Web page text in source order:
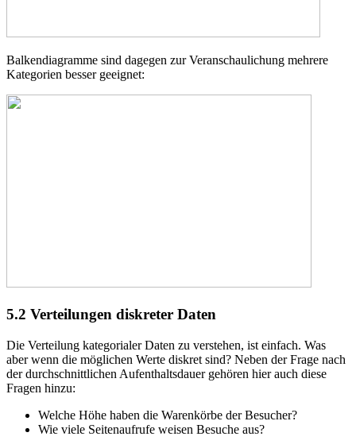
Balkendiagramme sind dagegen zur Veranschaulichung mehrere
Kategorien besser geeignet:
5.2 Verteilungen diskreter Daten
Die Verteilung kategorialer Daten zu verstehen, ist einfach. Was
aber wenn die möglichen Werte diskret sind? Neben der Frage nach
der durchschnittlichen Aufenthaltsdauer gehören hier auch diese
Fragen hinzu:
Welche Höhe haben die Warenkörbe der Besucher?
Wie viele Seitenaufrufe weisen Besuche aus?